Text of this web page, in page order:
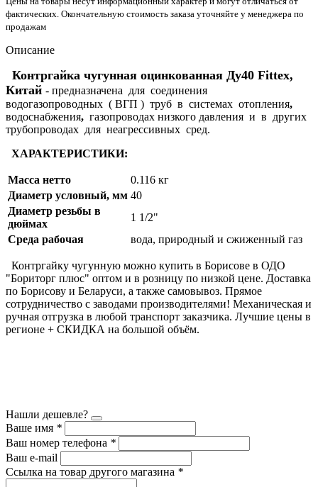
фактических. Окончательную стоимость заказа уточняйте у менеджера по
продажам
Описание
Контргайка чугунная оцинкованная Ду40 Fittex,
Китай - предназначена для соединения
водогазопроводных ( ВГП ) труб в системах отопления,
водоснабжения, газопроводах низкого давления и в других
трубопроводах для неагрессивных сред.
ХАРАКТЕРИСТИКИ:
Масса нетто
0.116 кг
Диаметр условный, мм 40
Диаметр резьбы в
дюймах
1 1/2"
Среда рабочая
вода, природный и сжиженный газ
Контргайку чугунную можно купить в Борисове в ОДО
"Бориторг плюс" оптом и в розницу по низкой цене. Доставка
по Борисову и Беларуси, а также самовывоз. Прямое
сотрудничество с заводами производителями! Механическая и
ручная отгрузка в любой транспорт заказчика. Лучшие цены в
регионе + СКИДКА на большой объём.
Нашли дешевле?
Ваше имя *
Ваш номер телефона *
Ваш e-mail
Ссылка на товар другого магазина *